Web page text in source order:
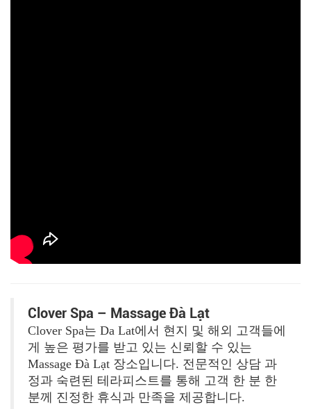
Clover Spa – Massage Đà Lạt
Clover Spa는 Da Lat에서 현지 및 해외 고객들에
게 높은 평가를 받고 있는 신뢰할 수 있는
Massage Đà Lạt 장소입니다. 전문적인 상담 과
정과 숙련된 테라피스트를 통해 고객 한 분 한
분께 진정한 휴식과 만족을 제공합니다.